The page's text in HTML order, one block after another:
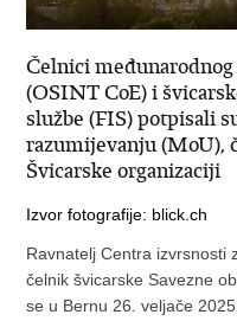
Čelnici
(OSINT CoE) i
službe (FIS) potpisali
razumijevanju (MoU),
Švicarske organizaciji
Izvor fotografije: blick.ch
Ravnatelj Centra izvrsnosti
čelnik švicarske Savezne
se u Bernu 26. veljače